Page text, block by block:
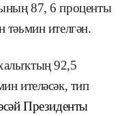
87, 6 проценты
тәьмин ителгән.
92,5
ителәсәк, тип
Президенты